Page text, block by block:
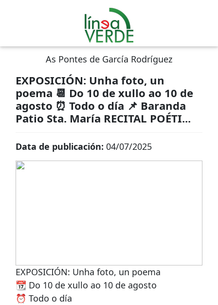
As Pontes de García Rodríguez
EXPOSICIÓN: Unha foto, un
poema 📆 Do 10 de xullo ao 10 de
agosto ⏰ Todo o día 📌 Baranda
Patio Sta. María RECITAL POÉTI...
Data de publicación: 04/07/2025
EXPOSICIÓN: Unha foto, un poema
📆 Do 10 de xullo ao 10 de agosto
⏰ Todo o día